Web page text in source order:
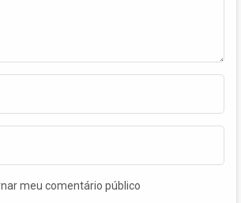
meu comentário público